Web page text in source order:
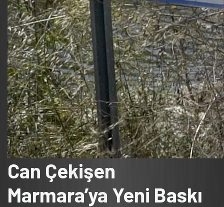
Can Çekişen
Marmara’ya Yeni Baskı